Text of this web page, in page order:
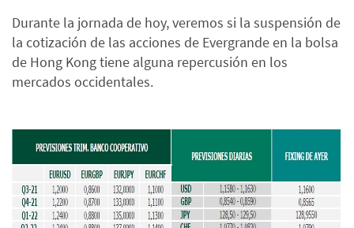
Durante la jornada de hoy, veremos si la suspensión de
la cotización de las acciones de Evergrande en la bolsa
de Hong Kong tiene alguna repercusión en los
mercados occidentales.